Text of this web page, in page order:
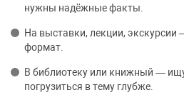
нужны надёжные факты.
На выставки, лекции,
формат.
В библиотеку или книжный —
погрузиться в тему глубже.